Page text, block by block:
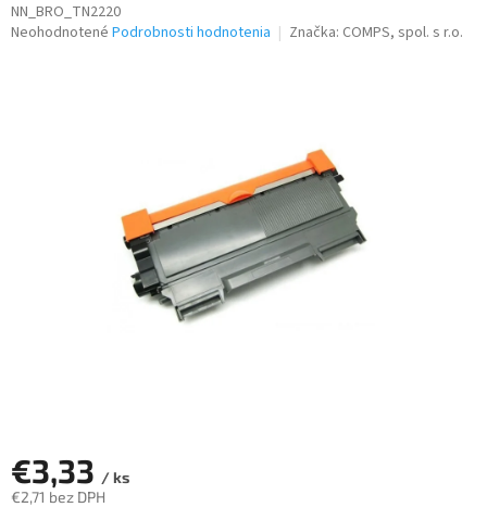
NN_BRO_TN2220
Priemerné
Neohodnotené Podrobnosti hodnotenia Značka: COMPS, spol. s r.o.
€3,33 / ks
€2,71 bez DPH